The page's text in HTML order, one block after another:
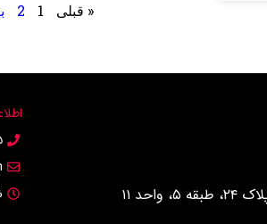
« قبلی 1
2
۱۱